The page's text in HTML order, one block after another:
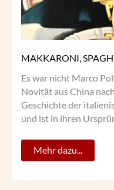
MAKKARONI,
Es war nicht Marco
Novität aus China
Geschichte der
und ist in ihren
Mehr dazu...